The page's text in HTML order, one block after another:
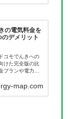
の電気料金を
デメリット
コモでんきへの
けた完全版の比
プランや電力使
乗り換えたあと
map.com